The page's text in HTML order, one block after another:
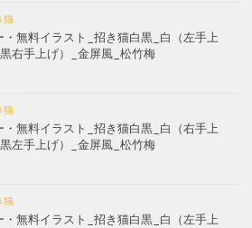
猫
・無料イラスト_招き猫白黒_白（左手上
右手上げ）_金屏風_松竹梅
猫
・無料イラスト_招き猫白黒_白（右手上
左手上げ）_金屏風_松竹梅
猫
・無料イラスト_招き猫白黒_白（左手上